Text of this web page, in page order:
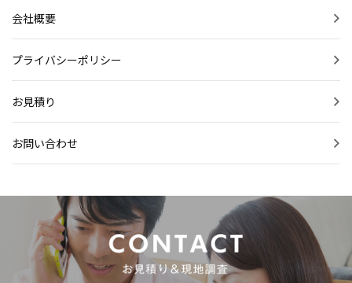
会社概要
プライバシーポリシー
お見積り
お問い合わせ